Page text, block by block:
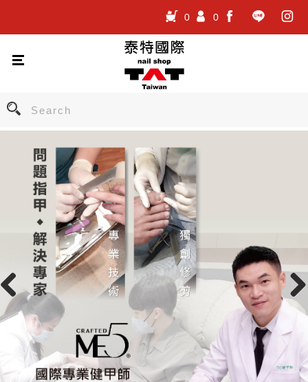
0
0
Previous Next